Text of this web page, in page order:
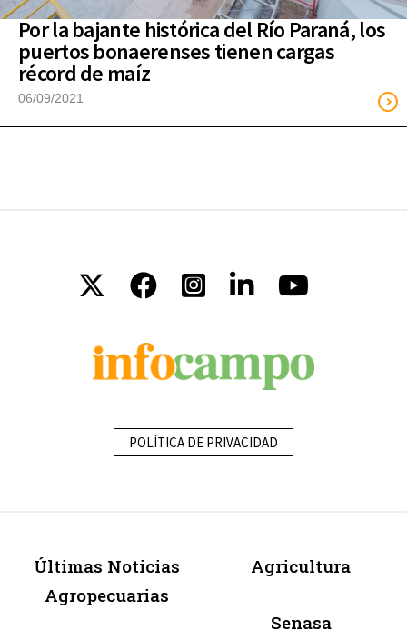
Por la bajante histórica del Río Paraná, los
puertos bonaerenses tienen cargas
récord de maíz
06/09/2021
POLÍTICA DE PRIVACIDAD
Últimas Noticias
Agropecuarias
Agricultura
Senasa